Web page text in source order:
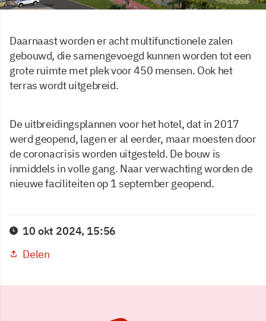
Daarnaast worden er acht multifunctionele zalen
gebouwd, die samengevoegd kunnen worden tot een
grote ruimte met plek voor 450 mensen. Ook het
terras wordt uitgebreid.
De uitbreidingsplannen voor het hotel, dat in 2017
werd geopend, lagen er al eerder, maar moesten door
de coronacrisis worden uitgesteld. De bouw is
inmiddels in volle gang. Naar verwachting worden de
nieuwe faciliteiten op 1 september geopend.
10 okt 2024, 15:56
Delen